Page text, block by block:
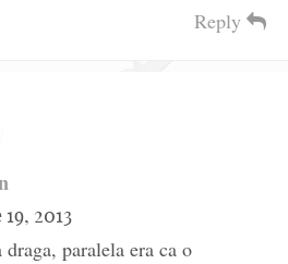
Reply
2013
draga, paralela era ca o